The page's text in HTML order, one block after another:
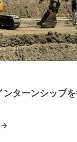
ンターンシップ